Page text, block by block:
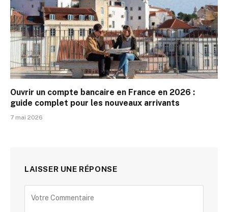
Ouvrir un compte bancaire en France en 2026 :
guide complet pour les nouveaux arrivants
7 mai 2026
LAISSER UNE RÉPONSE